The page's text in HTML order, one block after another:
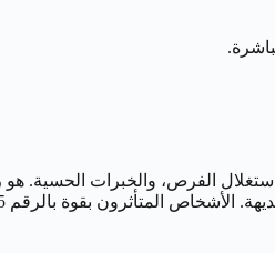
استغلال الفرص، والخبرات